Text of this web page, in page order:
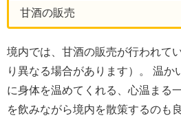
甘酒の販売
境内では、甘酒の販売が行われて
り異なる場合があります）。 温か
に身体を温めてくれる、心温まる
を飲みながら境内を散策するのも